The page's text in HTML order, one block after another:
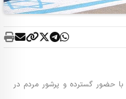
حضور گسترده و پرشور مردم در